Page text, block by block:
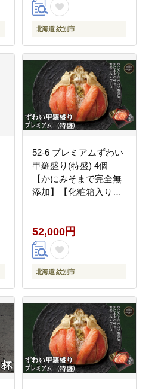
北海道 紋別市
52-6 プレミアムずわい
甲羅盛り(特盛) 4個
【かにみそまで完全無
添加】【化粧箱入り】
52,000円
北海道 紋別市